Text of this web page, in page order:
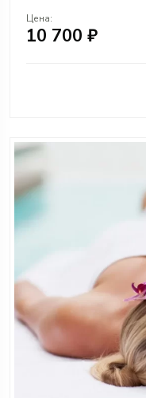
Цена:
10 700 ₽